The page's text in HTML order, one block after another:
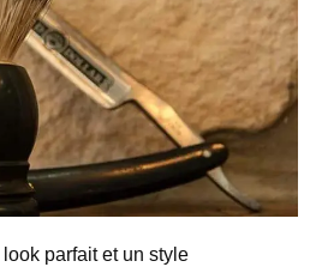
parfait et un style